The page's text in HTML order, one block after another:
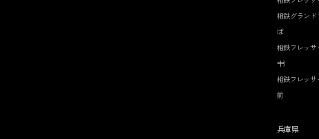
相鉄グラン
ば
相鉄フレッ
中）
相鉄フレッ
前
兵庫県